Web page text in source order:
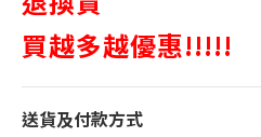
買越多越優惠!!!!!
送貨及付款方式